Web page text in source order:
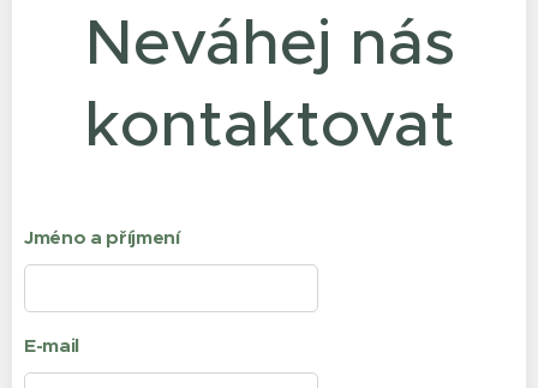
Neváhej nás
kontaktovat
Jméno a příjmení
E-mail